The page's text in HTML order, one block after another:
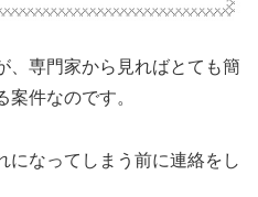
、専門家から見ればとても簡
件なのです。
になってしまう前に連絡をし